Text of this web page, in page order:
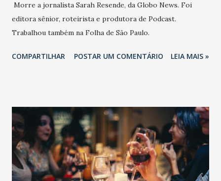
Morre a jornalista Sarah Resende, da Globo News. Foi
editora sênior, roteirista e produtora de Podcast.
Trabalhou também na Folha de São Paulo.
COMPARTILHAR POSTAR UM COMENTÁRIO LEIA MAIS »